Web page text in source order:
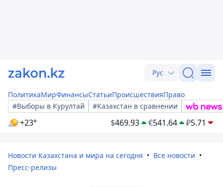
Рус
ПолитикаМирФинансыСтатьиПроисшествияПраво
#Выборы в Курултай
#Казахстан в сравнении
+23° $469.93 €541.64 ₽5.71
Новости Казахстана и мира на сегодня
Все новости
Пресс-релизы